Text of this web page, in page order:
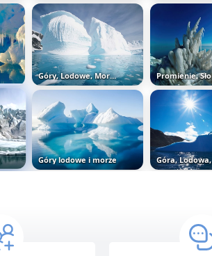
Góry, Lodowe, Morze
Góry lodowe i morze